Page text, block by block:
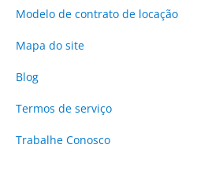
Modelo de contrato de locação
Mapa do site
Blog
Termos de serviço
Trabalhe Conosco